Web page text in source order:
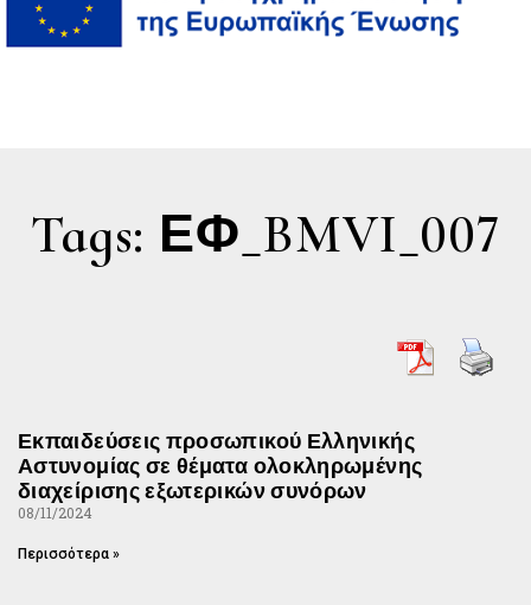
Tags: ΕΦ_BMVI_007
Εκπαιδεύσεις προσωπικού Ελληνικής
Αστυνομίας σε θέματα ολοκληρωμένης
διαχείρισης εξωτερικών συνόρων
08/11/2024
Περισσότερα »